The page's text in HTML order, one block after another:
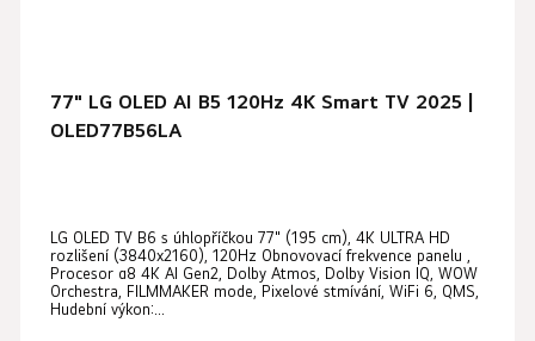
77" LG OLED AI B5 120Hz 4K Smart TV 2025 |
OLED77B56LA
hodnocení
produktu
je
LG OLED TV B6 s úhlopříčkou 77" (195 cm), 4K ULTRA HD
rozlišení (3840x2160), 120Hz Obnovovací frekvence panelu ,
Procesor α8 4K AI Gen2, Dolby Atmos, Dolby Vision IQ, WOW
Orchestra, FILMMAKER mode, Pixelové stmívání, WiFi 6, QMS,
Hudební výkon:...